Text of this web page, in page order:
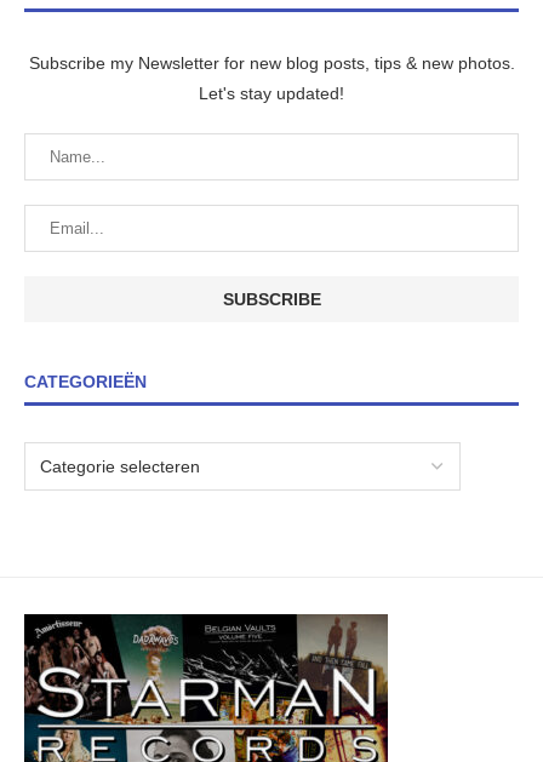
Subscribe my Newsletter for new blog posts, tips & new photos.
Let's stay updated!
CATEGORIEËN